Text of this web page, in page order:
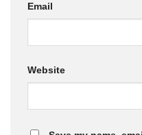
Email
Website